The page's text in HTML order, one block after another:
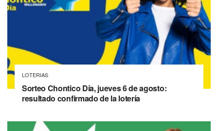
LOTERIAS
Sorteo Chontico Día, jueves 6 de agosto:
resultado confirmado de la lotería